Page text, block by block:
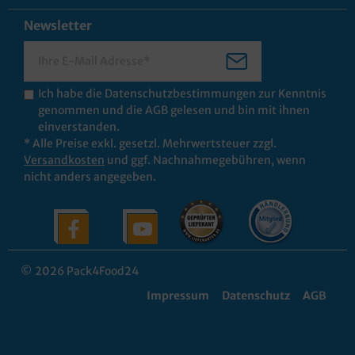
Newsletter
Ich habe die Datenschutzbestimmungen zur Kenntnis
genommen und die AGB gelesen und bin mit ihnen
einverstanden.
* Alle Preise exkl. gesetzl. Mehrwertsteuer zzgl.
Versandkosten und ggf. Nachnahmegebühren, wenn
nicht anders angegeben.
© 2026 Pack4Food24
Impressum
Datenschutz AGB